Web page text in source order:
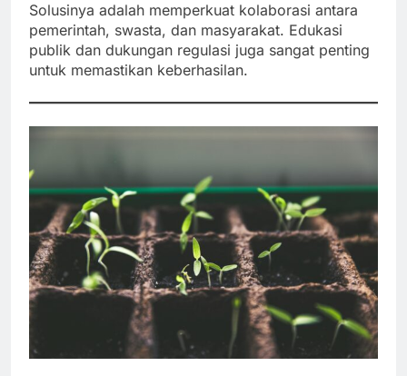
Solusinya adalah memperkuat kolaborasi antara
pemerintah, swasta, dan masyarakat. Edukasi
publik dan dukungan regulasi juga sangat penting
untuk memastikan keberhasilan.